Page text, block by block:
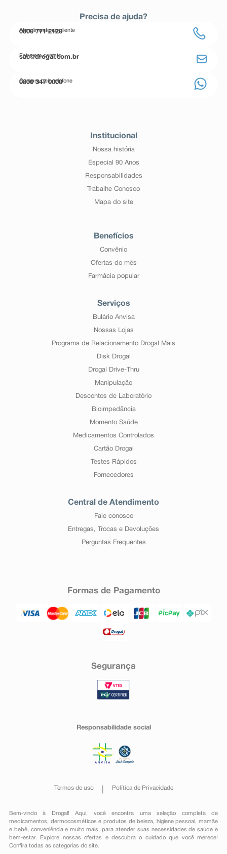
Precisa de ajuda?
Atendimento ao cliente
0800 771 2120
Entre em contato
sac@drogal.com.br
Compre pelo telefone
0800 347 0000
Institucional
Nossa história
Especial 90 Anos
Responsabilidades
Trabalhe Conosco
Mapa do site
Benefícios
Convênio
Ofertas do mês
Farmácia popular
Serviços
Bulário Anvisa
Nossas Lojas
Programa de Relacionamento Drogal Mais
Disk Drogal
Drogal Drive-Thru
Manipulação
Descontos de Laboratório
Bioimpedância
Momento Saúde
Medicamentos Controlados
Cartão Drogal
Testes Rápidos
Fornecedores
Central de Atendimento
Fale conosco
Entregas, Trocas e Devoluções
Perguntas Frequentes
Formas de Pagamento
Segurança
Responsabilidade social
Termos de uso Política de Privacidade
Bem-vindo à Drogal! Aqui, você encontra uma seleção completa de
medicamentos , dermocosméticos e produtos de beleza, higiene pessoal ,mamãe
e bebê, conveniênciae muito mais, para atender suas necessidades de saúde e
bem-estar. Explore nossas ofertas e descubra o cuidado que você merece!
Confira todas as categorias do site.